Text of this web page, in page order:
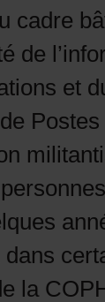
cadre
de
et
la